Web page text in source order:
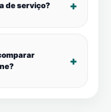
de serviço?